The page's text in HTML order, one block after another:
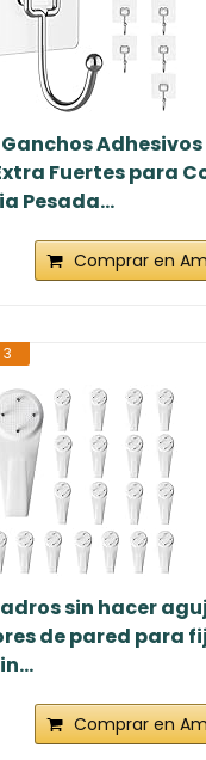
Adhesivos
Fuertes para
Pesada...
Comprar en
3
sin hacer
de pared para
Comprar en